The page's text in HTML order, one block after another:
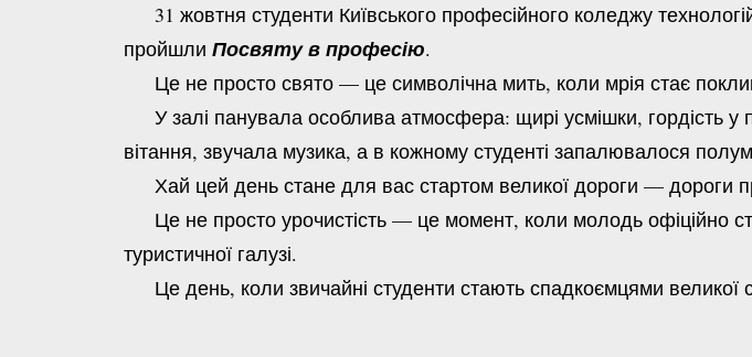
31 жовтня студенти Київського професійного коледжу
пройшли Посвяту в професію.
Це не просто свято — це символічна мить, коли мрія стає
У залі панувала особлива атмосфера: щирі усмішки, гордість у
вітання, звучала музика, а в кожному студенті запалювалося
Хай цей день стане для вас стартом великої дороги — дороги
Це не просто урочистість — це момент, коли молодь офіційно
туристичної галузі.
Це день, коли звичайні студенти стають спадкоємцями великої